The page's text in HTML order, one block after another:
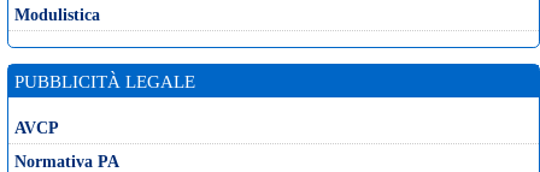
Modulistica
PUBBLICITÀ LEGALE
AVCP
Normativa PA